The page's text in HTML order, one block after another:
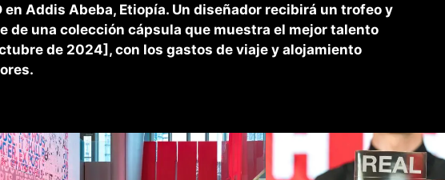
en Addis Abeba, Etiopía. Un diseñador recibirá un trofeo y
de una colección cápsula que muestra el mejor talento
de 2024], con los gastos de viaje y alojamiento